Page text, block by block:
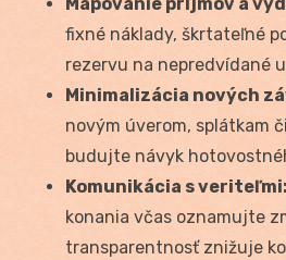
fixné náklady, škrtateľné
rezervu na nepredvídané
Minimalizácia nových
novým úverom, splátkam
budujte návyk
Komunikácia s veriteľmi:
konania včas oznamujte
transparentnosť znižuje